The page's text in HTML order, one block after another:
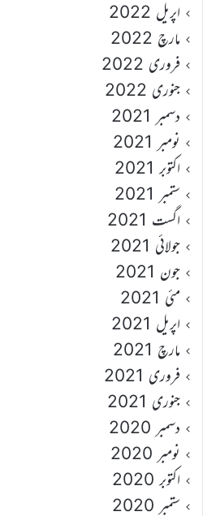
اپریل 2022
مارچ 2022
فروری 2022
جنوری 2022
دسمبر 2021
نومبر 2021
اکتوبر 2021
ستمبر 2021
اگست 2021
جولائی 2021
جون 2021
مئی 2021
اپریل 2021
مارچ 2021
فروری 2021
جنوری 2021
دسمبر 2020
نومبر 2020
اکتوبر 2020
ستمبر 2020